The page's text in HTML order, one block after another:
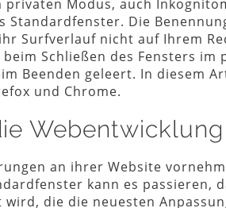
privaten Modus, auch
Standardfenster. Die
Surfverlauf nicht auf Ihrem
Schließen des Fensters
Beenden geleert. In diesem
und Chrome.
Webentwicklung
an ihrer Website
kann es passieren,
wird, die die neuesten